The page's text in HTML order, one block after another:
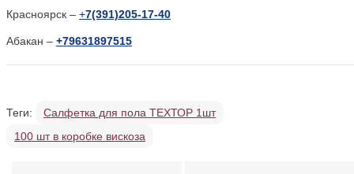
Красноярск – +7(391)205-17-40
Абакан – +79631897515
Теги:
Салфетка для пола ТЕХТОР 1шт
100 шт в коробке вискоза